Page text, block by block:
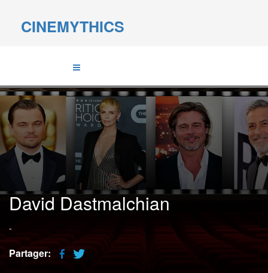
CINEMYTHICS
David Dastmalchian
-
Partager: